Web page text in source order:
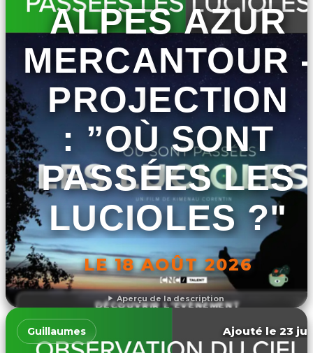
Aperçu de la description
ALPES AZUR
MERCANTOUR -
PROJECTION
: ”OÙ SONT
PASSÉES LES
LUCIOLES ?"
LE 18 AOÛT 2026
DÉCOUVRIR L'ÉVÉNEMENT
Guillaumes Ajouté le 23